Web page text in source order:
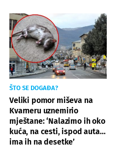
ŠTO SE DOGAĐA?
Veliki pomor miševa na
Kvarneru uznemirio
mještane: ‘Nalazimo ih oko
kuća, na cesti, ispod auta…
ima ih na desetke’